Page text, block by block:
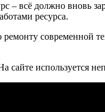
всё должно вновь
ресурса.
современной
сайте используется